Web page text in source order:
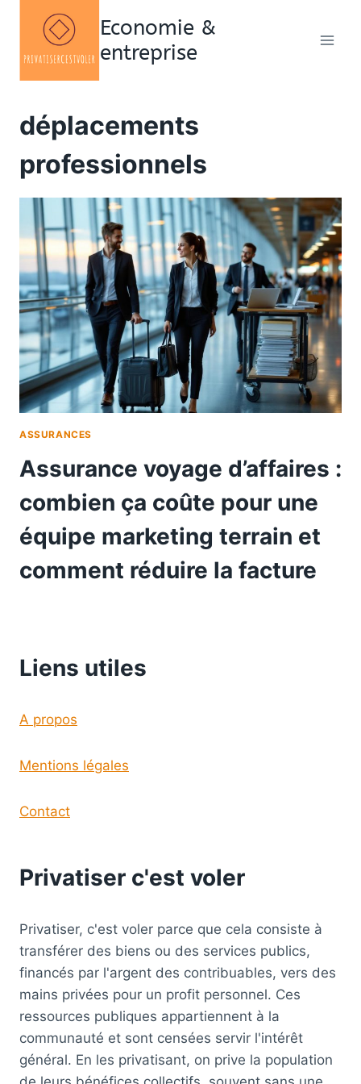
contenu
Economie &
entreprise
déplacements
professionnels
ASSURANCES
Assurance voyage d’affaires :
combien ça coûte pour une
équipe marketing terrain et
comment réduire la facture
Liens utiles
A propos
Mentions légales
Contact
Privatiser c'est voler
Privatiser, c'est voler parce que cela consiste à
transférer des biens ou des services publics,
financés par l'argent des contribuables, vers des
mains privées pour un profit personnel. Ces
ressources publiques appartiennent à la
communauté et sont censées servir l'intérêt
général. En les privatisant, on prive la population